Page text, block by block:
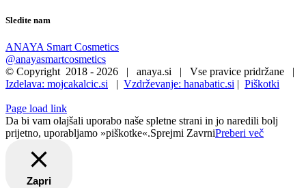
Sledite nam
ANAYA Smart Cosmetics
@anayasmartcosmetics
© Copyright 2018 - 2026 | anaya.si | Vse pravice pridržane |
Izdelava: mojcakalcic.si | Vzdrževanje: hanabatic.si | Piškotki
Page load link
Da bi vam olajšali uporabo naše spletne strani in jo naredili bolj
prijetno, uporabljamo »piškotke«.Sprejmi ZavrniPreberi več
Zapri